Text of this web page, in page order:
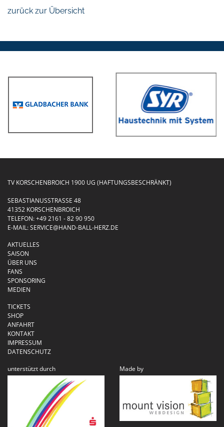
zurück zur Übersicht
TV KORSCHENBROICH 1900 UG (HAFTUNGSBESCHRÄNKT)
SEBASTIANUSSTRASSE 48
41352 KORSCHENBROICH
TELEFON:+49 2161 - 82 90 950
E-MAIL:SERVICE@HAND-BALL-HERZ.DE
AKTUELLES
SAISON
ÜBER UNS
FANS
SPONSORING
MEDIEN
TICKETS
SHOP
ANFAHRT
KONTAKT
IMPRESSUM
DATENSCHUTZ
unterstützt durch
Made by